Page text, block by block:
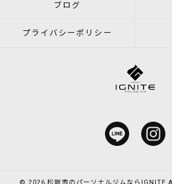
ブログ
プライバシーポリシー
© 2026 松阪市のパーソナルジムならIGNITE